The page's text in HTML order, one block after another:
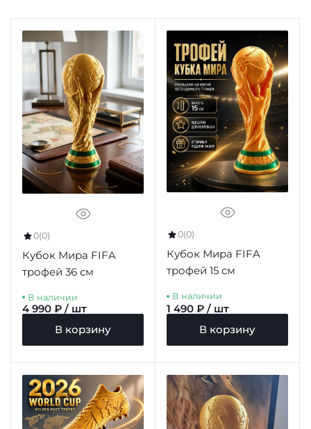
0(0)
Кубок Мира FIFA
трофей 36 см
В наличии
4 990 ₽ / шт
В корзину
0(0)
Кубок Мира FIFA
трофей 15 см
В наличии
1 490 ₽ / шт
В корзину